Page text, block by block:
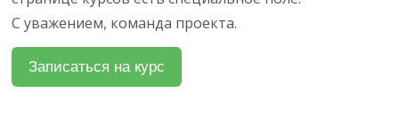
С уважением, команда проекта.